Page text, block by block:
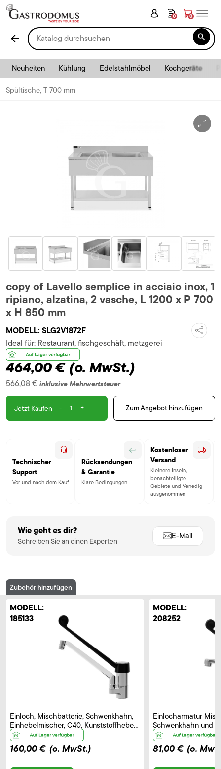
0 0
arrow_back 
Neuheiten Kühlung Edelstahlmöbel Kochgeräte
Spültische, T 700 mm
copy of Lavello semplice in acciaio inox, 1
ripiano, alzatina, 2 vasche, L 1200 x P 700
x H 850 mm
MODELL: SLG2V1872F
464,00 €(o. MwSt.)
566,08 € inklusive Mehrwertsteuer
Ideal für: Restaurant, fischgeschäft, metzgerei
Jetzt Kaufen - + Zum Angebot hinzufügen
Technischer
Support
Vor und nach dem Kauf
Rücksendungen
& Garantie
Klare Bedingungen
Kostenloser
Versand
Kleinere Inseln,
benachteiligte
Gebiete und Venedig
ausgenommen
Wie geht es dir?
Schreiben Sie an einen Experten
E-Mail
Zubehör hinzufügen
MODELL:
185133
Einloch, Mischbatterie, Schwenkhahn,
Einhebelmischer, C40, Kunststoffhebel
– B 250 mm
160,00 € (o. MwSt.)
MODELL:
208252
Einlocharmatur
Schwenkhahn und
Bedienhebel,
81,00 € (o.